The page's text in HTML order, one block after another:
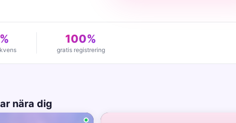
100%
gratis registrering
nära dig